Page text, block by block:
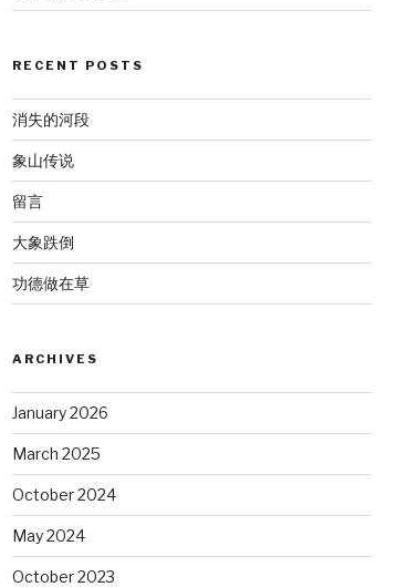
RECENT POSTS
消失的河段
象山传说
留言
大象跌倒
功德做在草
ARCHIVES
January 2026
March 2025
October 2024
May 2024
October 2023